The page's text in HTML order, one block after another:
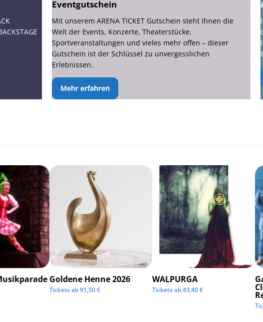
Eventgutschein
Mit unserem ARENA TICKET Gutschein steht Ihnen die
Welt der Events, Konzerte, Theaterstücke,
Sportveranstaltungen und vieles mehr offen – dieser
Gutschein ist der Schlüssel zu unvergesslichen
Erlebnissen.
Mehr erfahren
Goldene Henne 2026
Tickets ab91,50€
WALPURGA
Tickets ab43,40€